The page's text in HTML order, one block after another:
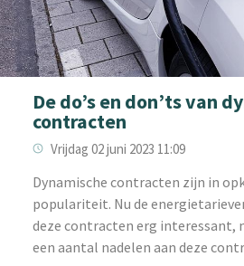
De do’s en don’ts van
contracten
Vrijdag 02 juni 2023 11:09
Dynamische contracten zijn in
populariteit. Nu de
deze contracten erg interessant,
een aantal nadelen aan deze